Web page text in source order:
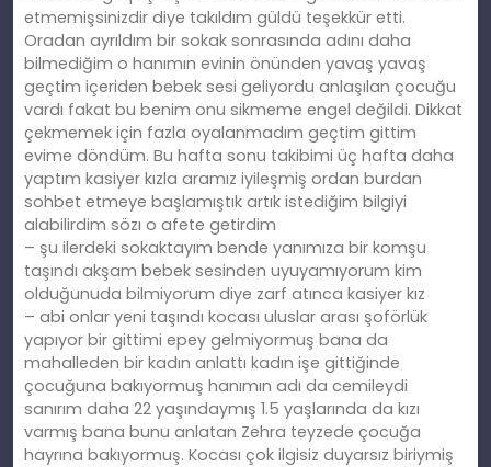
etmemişsinizdir diye takıldım güldü teşekkür etti.
Oradan ayrıldım bir sokak sonrasında adını daha
bilmediğim o hanımın evinin önünden yavaş yavaş
geçtim içeriden bebek sesi geliyordu anlaşılan çocuğu
vardı fakat bu benim onu sikmeme engel değildi. Dikkat
çekmemek için fazla oyalanmadım geçtim gittim
evime döndüm. Bu hafta sonu takibimi üç hafta daha
yaptım kasiyer kızla aramız iyileşmiş ordan burdan
sohbet etmeye başlamıştık artık istediğim bilgiyi
alabilirdim sözı o afete getirdim
– şu ilerdeki sokaktayım bende yanımıza bir komşu
taşındı akşam bebek sesinden uyuyamıyorum kim
olduğunuda bilmiyorum diye zarf atınca kasiyer kız
– abi onlar yeni taşındı kocası uluslar arası şoförlük
yapıyor bir gittimi epey gelmiyormuş bana da
mahalleden bir kadın anlattı kadın işe gittiğinde
çocuğuna bakıyormuş hanımın adı da cemileydi
sanırım daha 22 yaşındaymış 1.5 yaşlarında da kızı
varmış bana bunu anlatan Zehra teyzede çocuğa
hayrına bakıyormuş. Kocası çok ilgisiz duyarsız biriymiş